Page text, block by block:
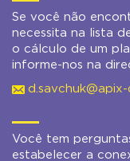
Se você não
necessita na lista
o cálculo de um
informe-nos na
Você tem
estabelecer a